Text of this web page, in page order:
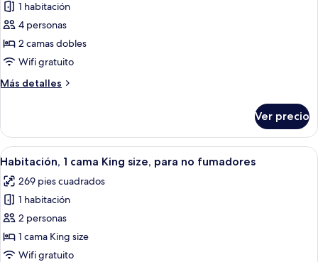
fotos
de
Habitación,
2
matrimoniales,
fumadores
1 habitación
4 personas
2 camas dobles
Wifi gratuito
Más detalles
Más
2
camas
matrimoniales,
no
fumadores
Ver precio
Abrir
todas
las
fotos
de
Habitación,
1
Un dormitorio con cama, cómoda
10
Habitación, 1 cama King size, para no fumadores
269 pies cuadrados
1 habitación
2 personas
1 cama King size
Wifi gratuito